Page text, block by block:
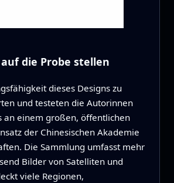
die Probe stellen
dieses Designs zu
und testeten die Autorinnen
an einem großen, öffentlichen
der Chinesischen Akademie
Die Sammlung umfasst mehr
Bilder von Satelliten und
viele Regionen,